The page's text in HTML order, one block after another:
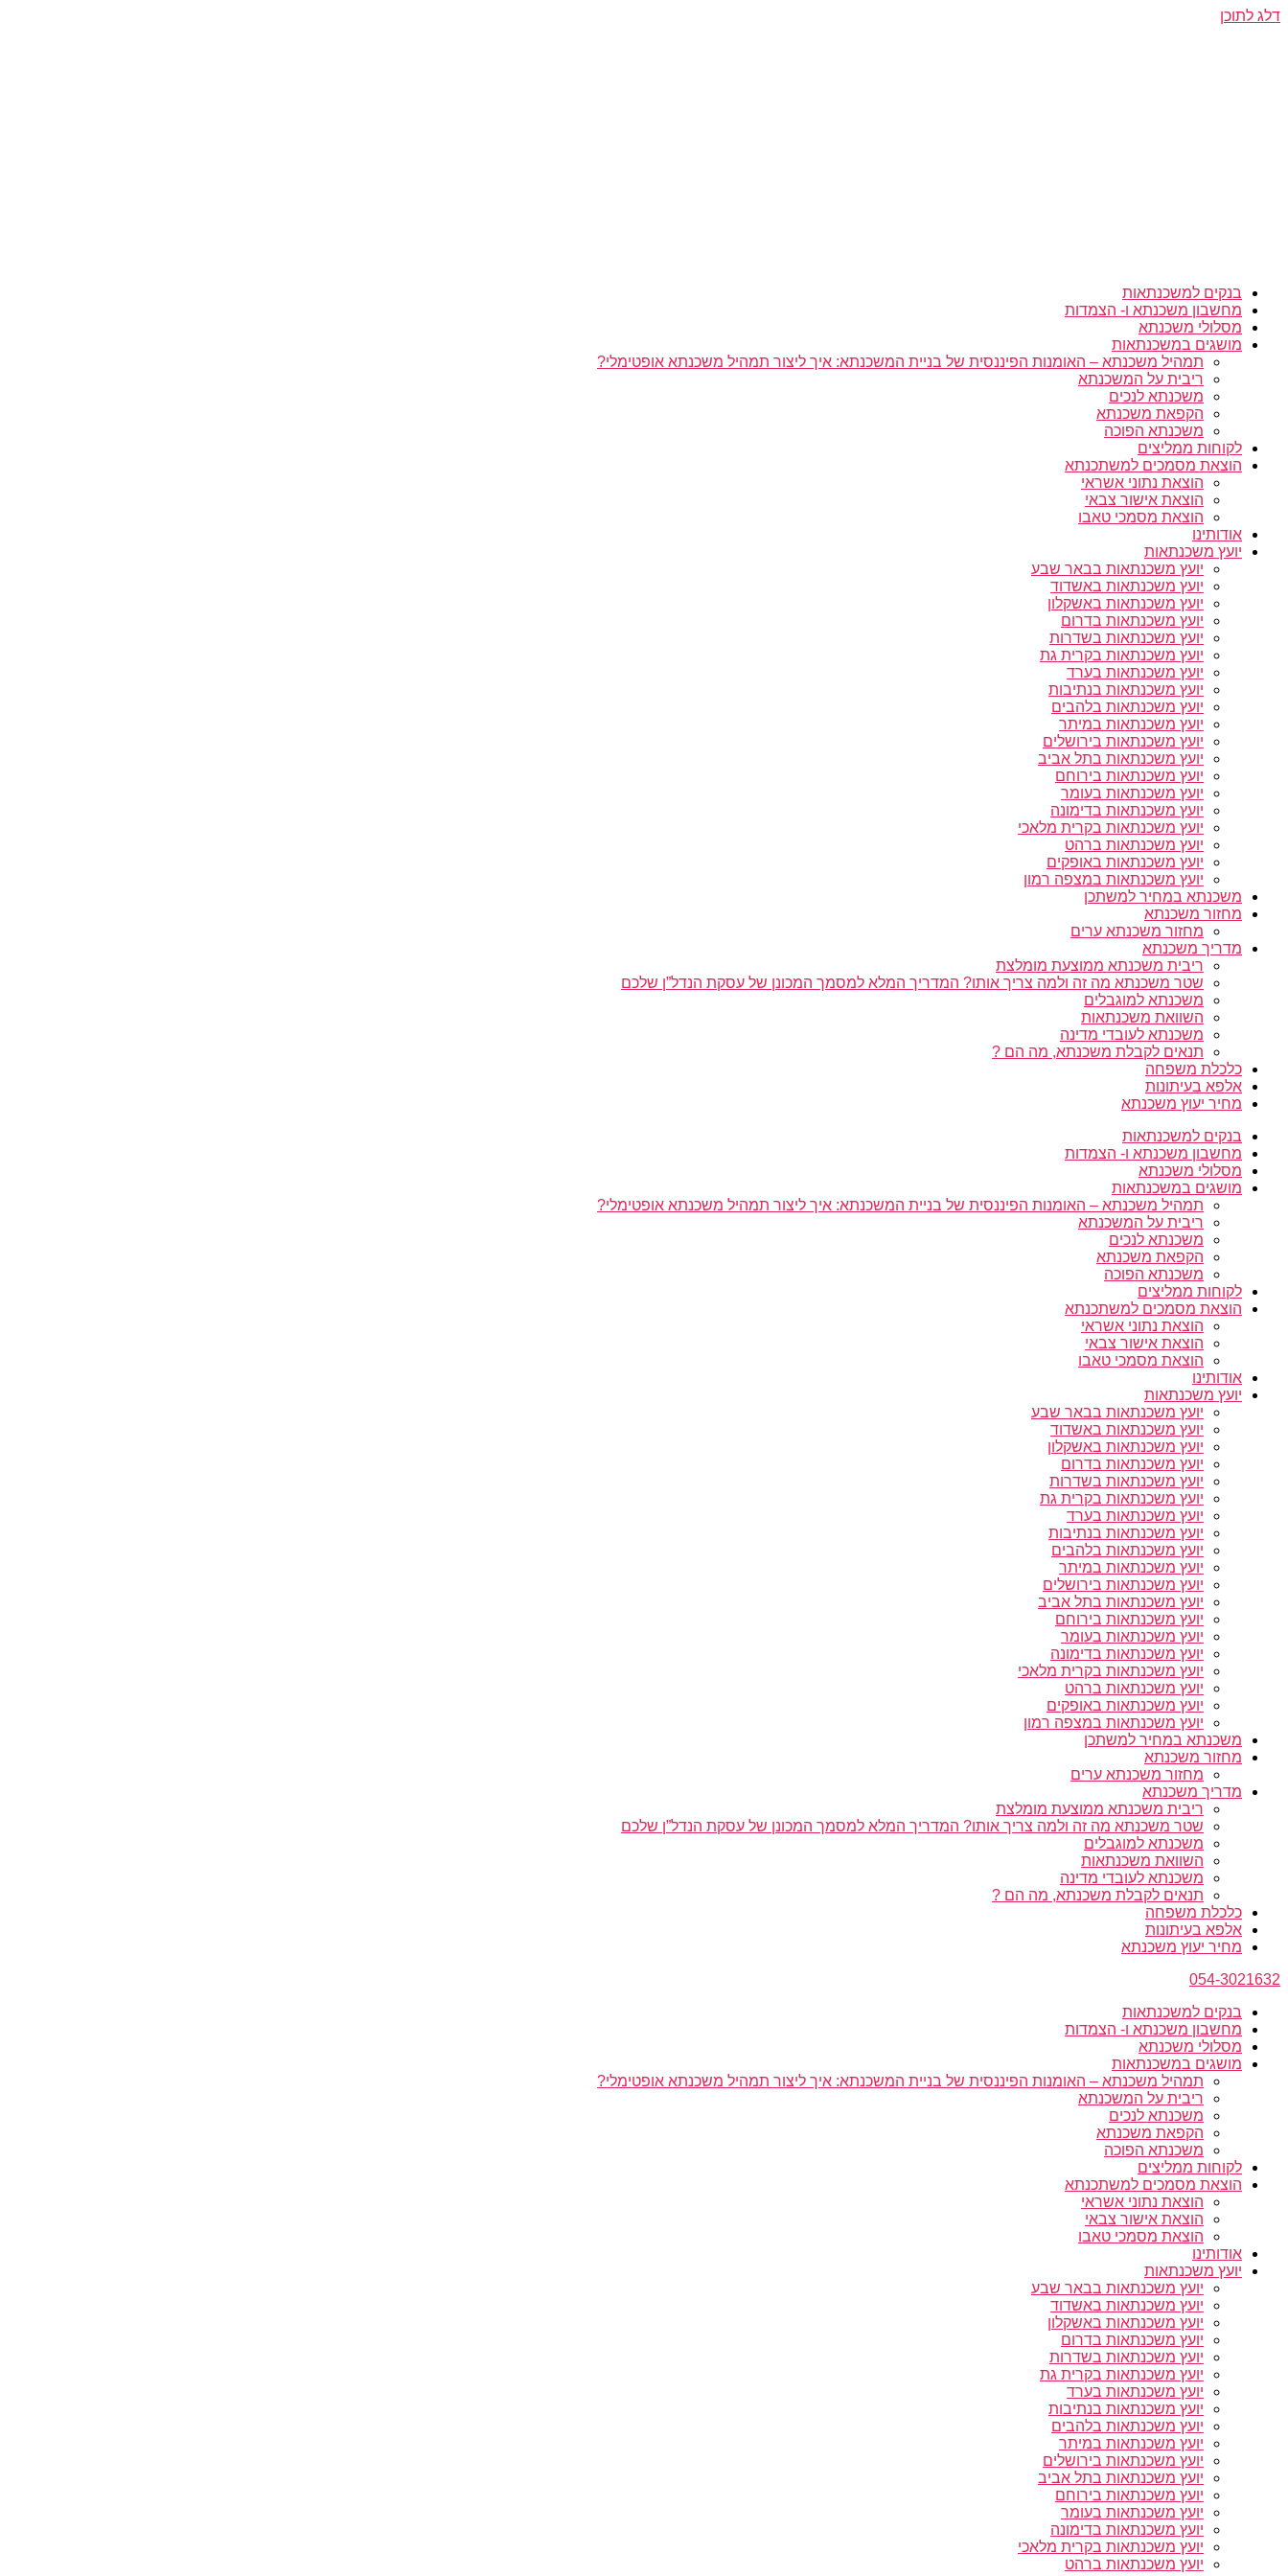
דלג לתוכן
בנקים למשכנתאות
מחשבון משכנתא ו- הצמדות
מסלולי משכנתא
מושגים במשכנתאות
תמהיל משכנתא – האומנות הפיננסית של בניית המשכנתא: איך ליצור תמהיל משכנתא אופטימלי?
ריבית על המשכנתא
משכנתא לנכים
הקפאת משכנתא
משכנתא הפוכה
לקוחות ממליצים
הוצאת מסמכים למשתכנתא
הוצאת נתוני אשראי
הוצאת אישור צבאי
הוצאת מסמכי טאבו
אודותינו
יועץ משכנתאות
יועץ משכנתאות בבאר שבע
יועץ משכנתאות באשדוד
יועץ משכנתאות באשקלון
יועץ משכנתאות בדרום
יועץ משכנתאות בשדרות
יועץ משכנתאות בקרית גת
יועץ משכנתאות בערד
יועץ משכנתאות בנתיבות
יועץ משכנתאות בלהבים
יועץ משכנתאות במיתר
יועץ משכנתאות בירושלים
יועץ משכנתאות בתל אביב
יועץ משכנתאות בירוחם
יועץ משכנתאות בעומר
יועץ משכנתאות בדימונה
יועץ משכנתאות בקרית מלאכי
יועץ משכנתאות ברהט
יועץ משכנתאות באופקים
יועץ משכנתאות במצפה רמון
משכנתא במחיר למשתכן
מחזור משכנתא
מחזור משכנתא ערים
מדריך משכנתא
ריבית משכנתא ממוצעת מומלצת
שטר משכנתא מה זה ולמה צריך אותו? המדריך המלא למסמך המכונן של עסקת הנדל”ן שלכם
משכנתא למוגבלים
השוואת משכנתאות
משכנתא לעובדי מדינה
תנאים לקבלת משכנתא, מה הם ?
כלכלת משפחה
אלפא בעיתונות
מחיר יעוץ משכנתא
בנקים למשכנתאות
מחשבון משכנתא ו- הצמדות
מסלולי משכנתא
מושגים במשכנתאות
תמהיל משכנתא – האומנות הפיננסית של בניית המשכנתא: איך ליצור תמהיל משכנתא אופטימלי?
ריבית על המשכנתא
משכנתא לנכים
הקפאת משכנתא
משכנתא הפוכה
לקוחות ממליצים
הוצאת מסמכים למשתכנתא
הוצאת נתוני אשראי
הוצאת אישור צבאי
הוצאת מסמכי טאבו
אודותינו
יועץ משכנתאות
יועץ משכנתאות בבאר שבע
יועץ משכנתאות באשדוד
יועץ משכנתאות באשקלון
יועץ משכנתאות בדרום
יועץ משכנתאות בשדרות
יועץ משכנתאות בקרית גת
יועץ משכנתאות בערד
יועץ משכנתאות בנתיבות
יועץ משכנתאות בלהבים
יועץ משכנתאות במיתר
יועץ משכנתאות בירושלים
יועץ משכנתאות בתל אביב
יועץ משכנתאות בירוחם
יועץ משכנתאות בעומר
יועץ משכנתאות בדימונה
יועץ משכנתאות בקרית מלאכי
יועץ משכנתאות ברהט
יועץ משכנתאות באופקים
יועץ משכנתאות במצפה רמון
משכנתא במחיר למשתכן
מחזור משכנתא
מחזור משכנתא ערים
מדריך משכנתא
ריבית משכנתא ממוצעת מומלצת
שטר משכנתא מה זה ולמה צריך אותו? המדריך המלא למסמך המכונן של עסקת הנדל”ן שלכם
משכנתא למוגבלים
השוואת משכנתאות
משכנתא לעובדי מדינה
תנאים לקבלת משכנתא, מה הם ?
כלכלת משפחה
אלפא בעיתונות
מחיר יעוץ משכנתא
054-3021632
בנקים למשכנתאות
מחשבון משכנתא ו- הצמדות
מסלולי משכנתא
מושגים במשכנתאות
תמהיל משכנתא – האומנות הפיננסית של בניית המשכנתא: איך ליצור תמהיל משכנתא אופטימלי?
ריבית על המשכנתא
משכנתא לנכים
הקפאת משכנתא
משכנתא הפוכה
לקוחות ממליצים
הוצאת מסמכים למשתכנתא
הוצאת נתוני אשראי
הוצאת אישור צבאי
הוצאת מסמכי טאבו
אודותינו
יועץ משכנתאות
יועץ משכנתאות בבאר שבע
יועץ משכנתאות באשדוד
יועץ משכנתאות באשקלון
יועץ משכנתאות בדרום
יועץ משכנתאות בשדרות
יועץ משכנתאות בקרית גת
יועץ משכנתאות בערד
יועץ משכנתאות בנתיבות
יועץ משכנתאות בלהבים
יועץ משכנתאות במיתר
יועץ משכנתאות בירושלים
יועץ משכנתאות בתל אביב
יועץ משכנתאות בירוחם
יועץ משכנתאות בעומר
יועץ משכנתאות בדימונה
יועץ משכנתאות בקרית מלאכי
יועץ משכנתאות ברהט